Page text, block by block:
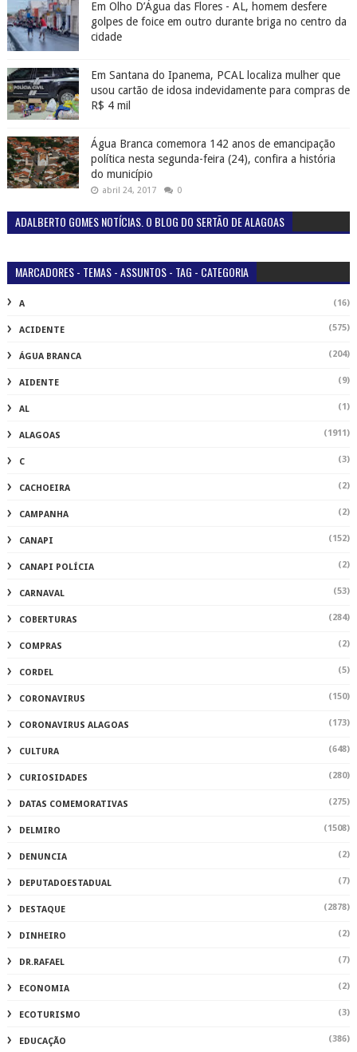
Em Olho D’Água das Flores - AL, homem desfere
golpes de foice em outro durante briga no centro da
cidade
Em Santana do Ipanema, PCAL localiza mulher que
usou cartão de idosa indevidamente para compras de
R$ 4 mil
Água Branca comemora 142 anos de emancipação
política nesta segunda-feira (24), confira a história
do município
abril 24, 2017 0
ADALBERTO GOMES NOTÍCIAS. O BLOG DO SERTÃO DE ALAGOAS
MARCADORES - TEMAS - ASSUNTOS - TAG - CATEGORIA
A (16)
ACIDENTE (575)
ÁGUA BRANCA (204)
AIDENTE (9)
AL (1)
ALAGOAS (1911)
C (3)
CACHOEIRA (2)
CAMPANHA (2)
CANAPI (152)
CANAPI POLÍCIA (2)
CARNAVAL (53)
COBERTURAS (284)
COMPRAS (2)
CORDEL (5)
CORONAVIRUS (150)
CORONAVIRUS ALAGOAS (173)
CULTURA (648)
CURIOSIDADES (280)
DATAS COMEMORATIVAS (275)
DELMIRO (1508)
DENUNCIA (2)
DEPUTADOESTADUAL (7)
DESTAQUE (2878)
DINHEIRO (2)
DR.RAFAEL (7)
ECONOMIA (2)
ECOTURISMO (3)
EDUCAÇÃO (386)